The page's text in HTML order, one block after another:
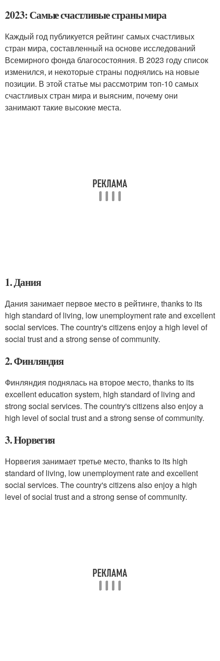
2023: Самые счастливые страны мира
Каждый год публикуется рейтинг самых счастливых
стран мира, составленный на основе исследований
Всемирного фонда благосостояния. В 2023 году список
изменился, и некоторые страны поднялись на новые
позиции. В этой статье мы рассмотрим топ-10 самых
счастливых стран мира и выясним, почему они
занимают такие высокие места.
1. Дания
Дания занимает первое место в рейтинге, thanks to its
high standard of living, low unemployment rate and excellent
social services. The country's citizens enjoy a high level of
social trust and a strong sense of community.
2. Финляндия
Финляндия поднялась на второе место, thanks to its
excellent education system, high standard of living and
strong social services. The country's citizens also enjoy a
high level of social trust and a strong sense of community.
3. Норвегия
Норвегия занимает третье место, thanks to its high
standard of living, low unemployment rate and excellent
social services. The country's citizens also enjoy a high
level of social trust and a strong sense of community.